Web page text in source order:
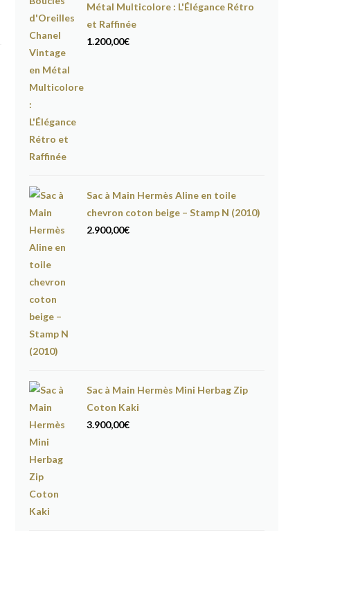
Métal Multicolore : L'Élégance Rétro
et Raffinée
1.200,00€
Sac à Main Hermès Aline en toile
chevron coton beige – Stamp N (2010)
2.900,00€
Sac à Main Hermès Mini Herbag Zip
Coton Kaki
3.900,00€